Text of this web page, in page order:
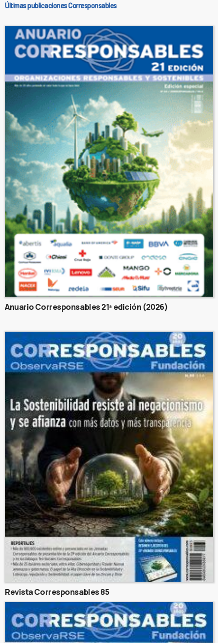
Últimas publicaciones Corresponsables
Anuario Corresponsables 21ª edición (2026)
Revista Corresponsables 85